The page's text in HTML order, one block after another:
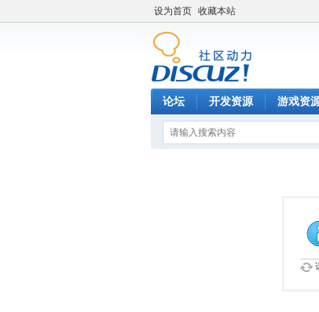
设为首页 收藏本站
论坛 开发资源 游戏资